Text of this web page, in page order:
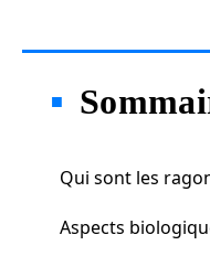
Qui sont les
Aspects